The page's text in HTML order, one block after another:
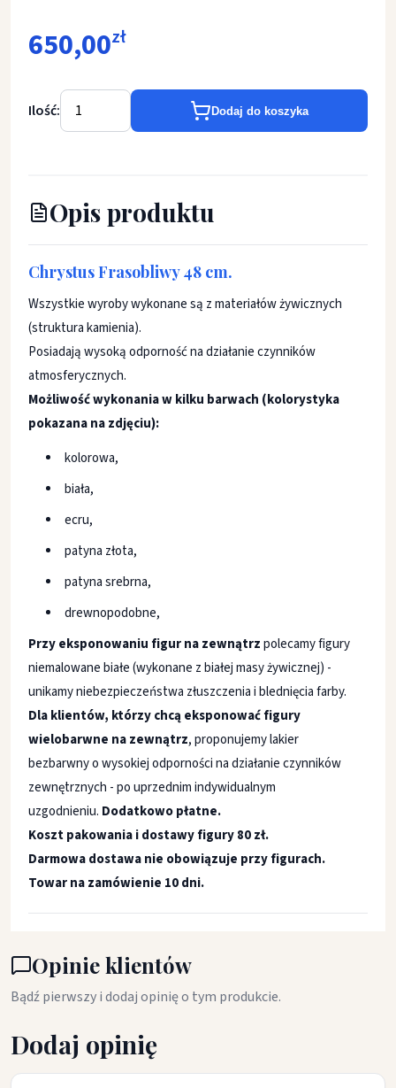
650,00zł
Ilość: Dodaj do koszyka
Opis produktu
Chrystus Frasobliwy 48 cm.
Wszystkie wyroby wykonane są z materiałów żywicznych
(struktura kamienia).
Posiadają wysoką odporność na działanie czynników
atmosferycznych.
Możliwość wykonania w kilku barwach (kolorystyka
pokazana na zdjęciu):
kolorowa,
biała,
ecru,
patyna złota,
patyna srebrna,
drewnopodobne,
Przy eksponowaniu figur na zewnątrzpolecamy figury
niemalowane białe (wykonane z białej masy żywicznej) -
unikamy niebezpieczeństwa złuszczenia i blednięcia farby.
Dla klientów, którzy chcą eksponować figury
wielobarwne na zewnątrz, proponujemy lakier
bezbarwny o wysokiej odporności na działanie czynników
zewnętrznych - po uprzednim indywidualnym
uzgodnieniu. Dodatkowo płatne.
Koszt pakowania i dostawy figury 80 zł.
Darmowa dostawa nie obowiązuje przy figurach.
Towar na zamówienie 10 dni.
Opinie klientów
Bądź pierwszy i dodaj opinię o tym produkcie.
Dodaj opinię